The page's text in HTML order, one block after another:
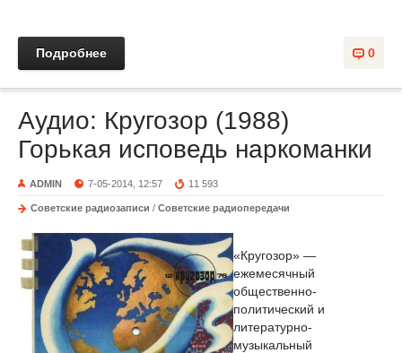
0
Подробнее
Аудио: Кругозор (1988)
Горькая исповедь наркоманки
ADMIN 7-05-2014, 12:57 11 593
Советские радиозаписи / Советские радиопередачи
«Кругозор» —
ежемесячный
общественно-
политический и
литературно-
музыкальный